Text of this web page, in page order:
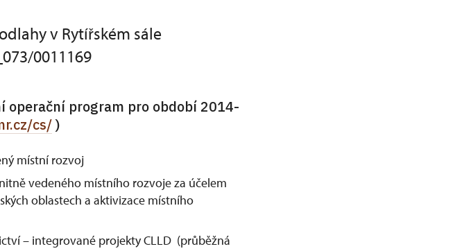
v Rytířském sále
0011169
operační program pro období 2014-
cs/)
místní rozvoj
vedeného místního rozvoje za účelem
oblastech a aktivizace místního
– integrované projekty CLLD (průběžná